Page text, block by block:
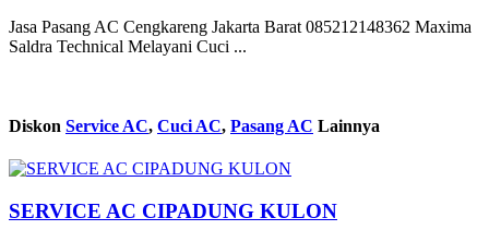
Jasa Pasang AC Cengkareng Jakarta Barat 085212148362 Maxima
Saldra Technical Melayani Cuci ...
Diskon Service AC, Cuci AC, Pasang AC Lainnya
SERVICE AC CIPADUNG KULON